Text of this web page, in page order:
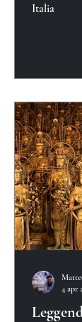
Italia
4 apr